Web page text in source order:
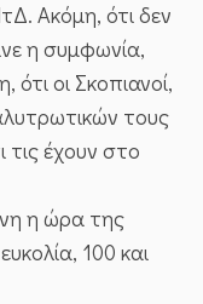
Ακόμη, ότι δεν
η συμφωνία,
οι Σκοπιανοί,
τους
έχουν στο
η ώρα της
100 και